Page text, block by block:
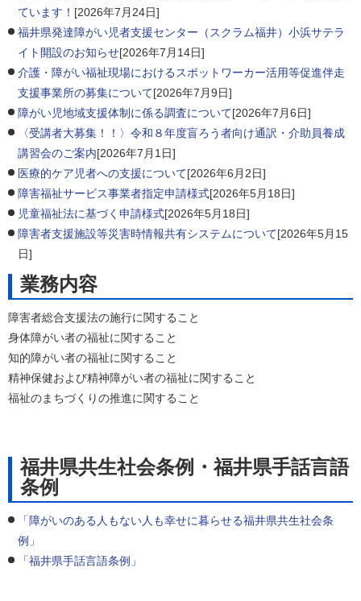
ています！ [2026年7月24日]
福井県発達障がい児者支援センター（スクラム福井）小浜サテラ
イト開設のお知らせ[2026年7月14日]
介護・障がい福祉現場におけるスポットワーカー活用等促進伴走
支援事業所の募集について[2026年7月9日]
障がい児地域支援体制に係る調査について[2026年7月6日]
〈受講者大募集！！〉令和８年度盲ろう者向け通訳・介助員養成
講習会のご案内[2026年7月1日]
医療的ケア児者への支援について[2026年6月2日]
障害福祉サービス事業者指定申請様式[2026年5月18日]
児童福祉法に基づく申請様式[2026年5月18日]
障害者支援施設等災害時情報共有システムについて[2026年5月15
日]
業務内容
障害者総合支援法の施行に関すること
身体障がい者の福祉に関すること
知的障がい者の福祉に関すること
精神保健および精神障がい者の福祉に関すること
福祉のまちづくりの推進に関すること
福井県共生社会条例・福井県手話言語
条例
「障がいのある人もない人も幸せに暮らせる福井県共生社会条
例」
「福井県手話言語条例」